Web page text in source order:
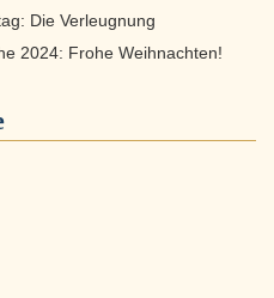
Die Verleugnung
2024: Frohe Weihnachten!